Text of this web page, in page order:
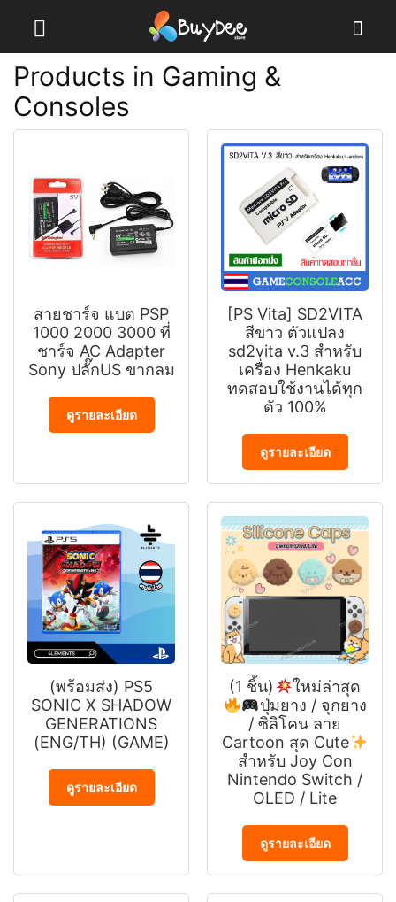
Products in Gaming &
Consoles
สายชาร์จ แบต PSP
1000 2000 3000 ที่
ชาร์จ AC Adapter
Sony ปลั๊กUS ขากลม
ดูรายละเอียด
[PS Vita] SD2VITA
สีขาว ตัวแปลง
sd2vita v.3 สำหรับ
เครื่อง Henkaku
ทดสอบใช้งานได้ทุก
ตัว 100%
ดูรายละเอียด
(พร้อมส่ง) PS5
SONIC X SHADOW
GENERATIONS
(ENG/TH) (GAME)
ดูรายละเอียด
(1 ชิ้น)
ใหม่ล่าสุด
ปุ่มยาง / จุกยาง
/ ซิลิโคน ลาย
Cartoon สุด Cute
สำหรับ Joy Con
Nintendo Switch /
OLED / Lite
ดูรายละเอียด